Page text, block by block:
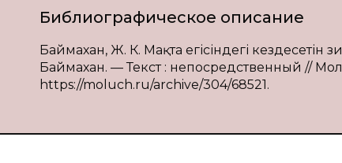
Библиографическое описание
Баймахан, Ж. К. Мақта егісіндегі
Баймахан. — Текст : непосредственный //
https://moluch.ru/archive/304/68521.